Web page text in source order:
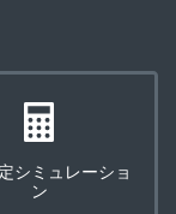
シミュレーショ
ン